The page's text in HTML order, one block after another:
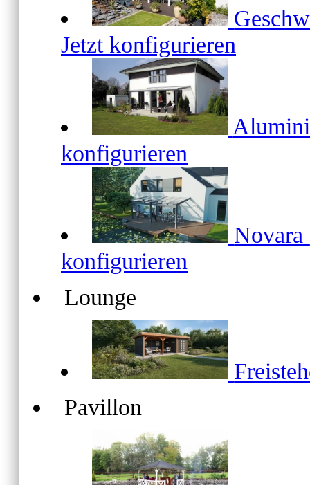
Jetzt konfigurieren
konfigurieren
Novara
konfigurieren
Lounge
Pavillon